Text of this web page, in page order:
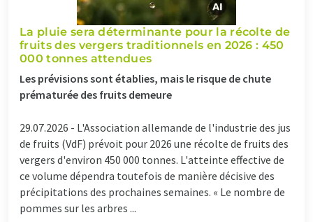
La pluie sera déterminante pour la récolte de
fruits des vergers traditionnels en 2026 : 450
000 tonnes attendues
Les prévisions sont établies, mais le risque de chute
prématurée des fruits demeure
29.07.2026 - L'Association allemande de l'industrie des jus
de fruits (VdF) prévoit pour 2026 une récolte de fruits des
vergers d'environ 450 000 tonnes. L'atteinte effective de
ce volume dépendra toutefois de manière décisive des
précipitations des prochaines semaines. « Le nombre de
pommes sur les arbres ...